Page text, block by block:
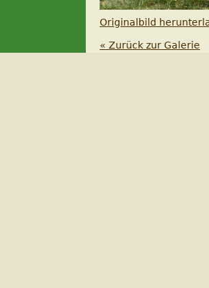
Originalbild
« Zurück zur Galerie